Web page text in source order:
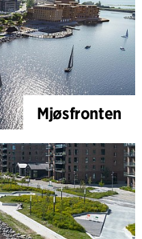
Mjøsfronten